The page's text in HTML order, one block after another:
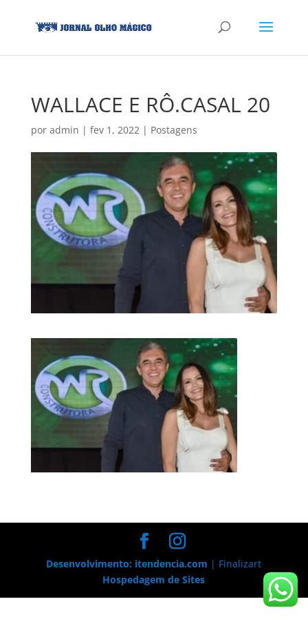
WALLACE E RÔ.CASAL 20
por admin | fev 1, 2022| Postagens
Desenvolvimento: itendencia.com | Finalizart
Hospedagem de Sites